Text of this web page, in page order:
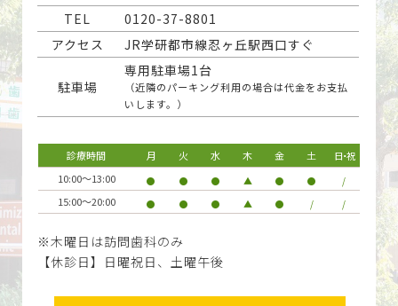
TEL
0120-37-8801
アクセス
JR学研都市線忍ヶ丘駅西口すぐ
駐車場
専用駐車場1台
（近隣のパーキング利用の場合は代金をお支払
いします。）
診療時間 月 火 水 木 金 土 日・祝
10:00～13:00 ● ● ● ▲ ● ● /
15:00～20:00 ● ● ● ▲ ● / /
※木曜日は訪問歯科のみ
【休診日】日曜祝日、土曜午後